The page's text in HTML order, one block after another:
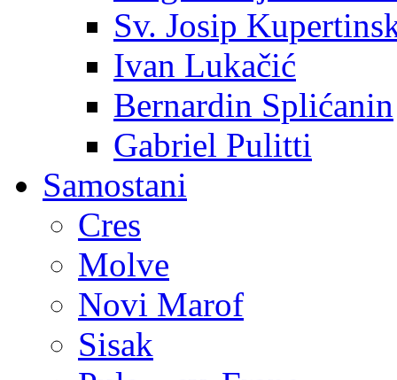
Sv. Josip
Ivan Lukačić
Bernardin Splićanin
Gabriel Pulitti
Samostani
Cres
Molve
Novi Marof
Sisak